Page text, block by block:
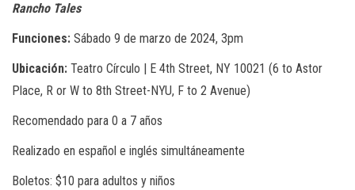
Rancho Tales
Funciones: Sábado 9 de marzo de 2024, 3pm
Ubicación: Teatro Círculo | E 4th Street, NY 10021 (6 to Astor
Place, R or W to 8th Street-NYU, F to 2 Avenue)
Recomendado para 0 a 7 años
Realizado en español e inglés simultáneamente
Boletos: $10 para adultos y niños